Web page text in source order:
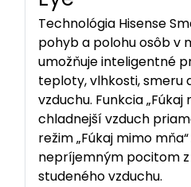
Technológia Hisense
pohyb a polohu osôb v
umožňuje inteligentné
teploty, vlhkosti, smeru
vzduchu. Funkcia
chladnejší vzduch
režim „Fúkaj mimo
nepríjemným pocitom
studeného vzduchu.